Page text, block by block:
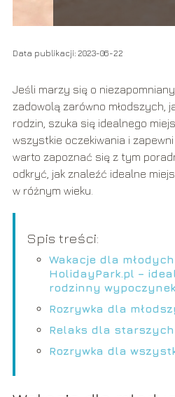
Data publikacji: 2023-06-22
Jeśli marzy się o
zadowolą zarówno młodszych,
rodzin, szuka się idealnego
wszystkie oczekiwania i
warto zapoznać się z tym
odkryć, jak znaleźć idealne
w różnym wieku.
Spis treści:
Wakacje dla
HolidayPark.pl –
rodzinny wypoczynek
Rozrywka dla
Relaks dla starszych
Rozrywka dla